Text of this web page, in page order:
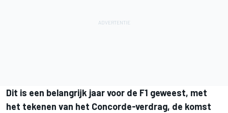
Dit is een belangrijk jaar voor de F1 geweest, met
het tekenen van het Concorde-verdrag, de komst